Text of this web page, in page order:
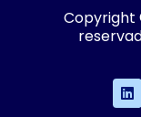
Copyright